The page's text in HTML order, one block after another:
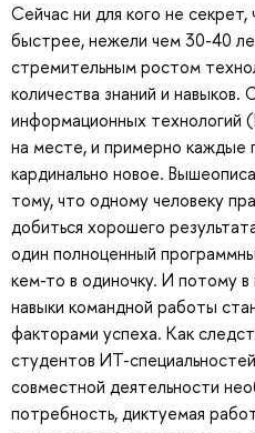
Сейчас ни для кого не
быстрее, нежели чем 30-40
стремительным ростом
количества знаний и
информационных технологий
на месте, и примерно каждые
кардинально новое.
тому, что одному человеку
добиться хорошего
один полноценный
кем-то в одиночку. И потому
навыки командной работы
факторами успеха. Как
студентов ИТ-
совместной деятельности
потребность, диктуемая